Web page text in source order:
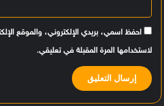
احفظ اسمي، بريدي الإلكتروني، والموقع
لاستخدامها المرة المقبلة في تعليقي.